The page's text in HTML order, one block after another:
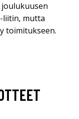
liitin, mutta
toimitukseen.